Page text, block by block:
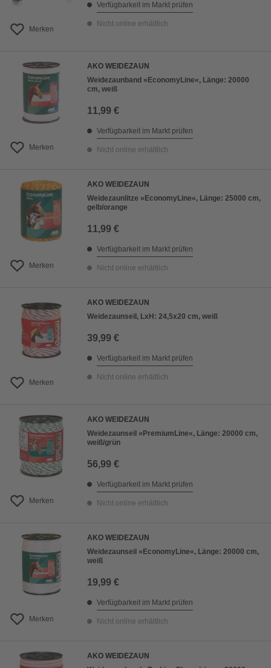
Merken
Verfügbarkeit im Markt prüfen
Nicht online erhältlich
Merken
AKO WEIDEZAUN
Weidezaunband »EconomyLine«, Länge: 20000
cm, weiß
11,99 €
Verfügbarkeit im Markt prüfen
Nicht online erhältlich
Merken
AKO WEIDEZAUN
Weidezaunlitze »EconomyLine«, Länge: 25000 cm,
gelb/orange
11,99 €
Verfügbarkeit im Markt prüfen
Nicht online erhältlich
Merken
AKO WEIDEZAUN
Weidezaunseil, LxH: 24,5x20 cm, weiß
39,99 €
Verfügbarkeit im Markt prüfen
Nicht online erhältlich
Merken
AKO WEIDEZAUN
Weidezaunseil »PremiumLine«, Länge: 20000 cm,
weiß/grün
56,99 €
Verfügbarkeit im Markt prüfen
Nicht online erhältlich
Merken
AKO WEIDEZAUN
Weidezaunseil »EconomyLine«, Länge: 20000 cm,
weiß
19,99 €
Verfügbarkeit im Markt prüfen
Nicht online erhältlich
AKO WEIDEZAUN